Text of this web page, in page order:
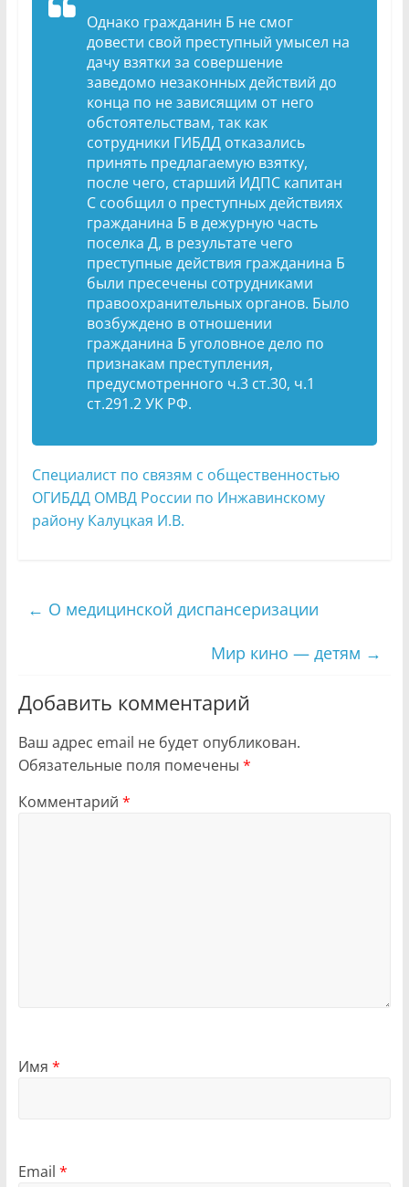
Однако гражданин Б не смог
довести свой преступный умысел на
дачу взятки за совершение
заведомо незаконных действий до
конца по не зависящим от него
обстоятельствам, так как
сотрудники ГИБДД отказались
принять предлагаемую взятку,
после чего, старший ИДПС капитан
С сообщил о преступных действиях
гражданина Б в дежурную часть
поселка Д, в результате чего
преступные действия гражданина Б
были пресечены сотрудниками
правоохранительных органов. Было
возбуждено в отношении
гражданина Б уголовное дело по
признакам преступления,
предусмотренного ч.3 ст.30, ч.1
ст.291.2 УК РФ.
Специалист по связям с общественностью
ОГИБДД ОМВД России по Инжавинскому
району Калуцкая И.В.
← О медицинской диспансеризации
Мир кино — детям →
Добавить комментарий
Ваш адрес email не будет опубликован.
Обязательные поля помечены *
Комментарий *
Имя *
Email *